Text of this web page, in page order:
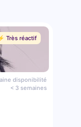
Très réactif
disponibilité
< 3 semaines